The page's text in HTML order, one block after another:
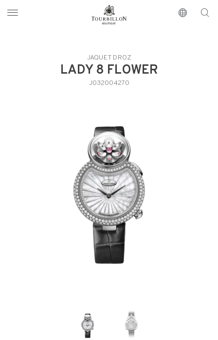
https://www.tourbillon.com/index.php/es
JAQUET DROZ
LADY 8 FLOWER
J032004270